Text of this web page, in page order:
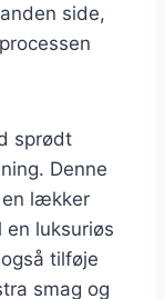
side,
sprødt
Denne
en lækker
luksuriøs
tilføje
smag og